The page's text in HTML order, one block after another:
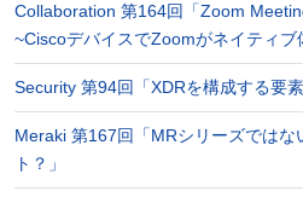
Collaboration 第164回「Zoom
~CiscoデバイスでZoomがネイティブ
Security 第94回「XDRを構成する要素
Meraki 第167回「MRシリーズではな
ト？」